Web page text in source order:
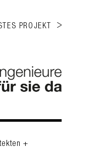
PROJEKT
+